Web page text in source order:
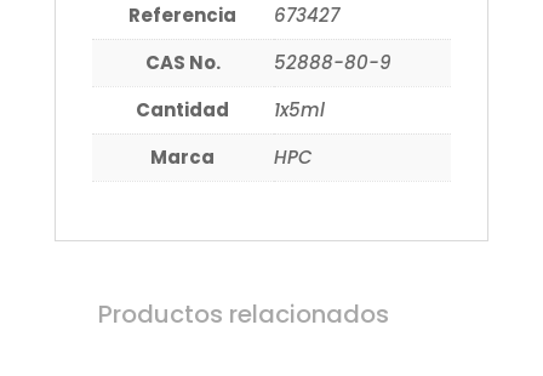
Referencia
673427
CAS No.
52888-80-9
Cantidad
1x5ml
Marca
HPC
Productos relacionados